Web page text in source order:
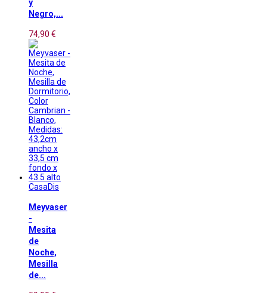
y
Negro,...
74,90 €
CasaDis
Meyvaser
-
Mesita
de
Noche,
Mesilla
de...